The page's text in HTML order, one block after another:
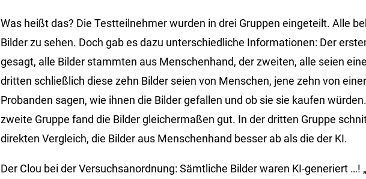
Was heißt das? Die Testteilnehmer wurden in drei Gruppen eingeteilt. Alle
Bilder zu sehen. Doch gab es dazu unterschiedliche Informationen: Der
gesagt, alle Bilder stammten aus Menschenhand, der zweiten, alle seien
dritten schließlich diese zehn Bilder seien von Menschen, jene zehn von
Probanden sagen, wie ihnen die Bilder gefallen und ob sie sie kaufen
zweite Gruppe fand die Bilder gleichermaßen gut. In der dritten Gruppe
direkten Vergleich, die Bilder aus Menschenhand besser ab als die der KI.
Der Clou bei der Versuchsanordnung: Sämtliche Bilder waren KI-generiert …!